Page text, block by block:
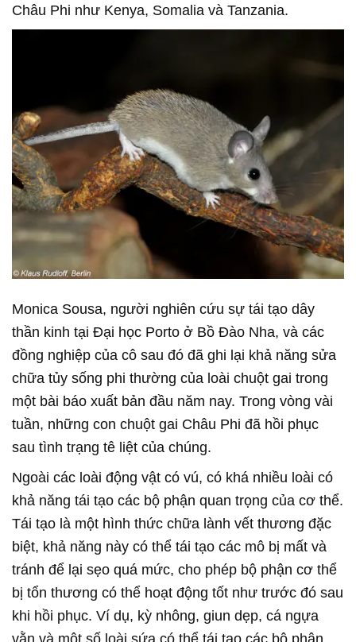
Châu Phi như Kenya, Somalia và Tanzania.
Monica Sousa, người nghiên cứu sự tái tạo dây
thần kinh tại Đại học Porto ở Bồ Đào Nha, và các
đồng nghiệp của cô sau đó đã ghi lại khả năng sửa
chữa tủy sống phi thường của loài chuột gai trong
một bài báo xuất bản đầu năm nay. Trong vòng vài
tuần, những con chuột gai Châu Phi đã hồi phục
sau tình trạng tê liệt của chúng.
Ngoài các loài động vật có vú, có khá nhiều loài có
khả năng tái tạo các bộ phận quan trọng của cơ thể.
Tái tạo là một hình thức chữa lành vết thương đặc
biệt, khả năng này có thể tái tạo các mô bị mất và
tránh để lại sẹo quá mức, cho phép bộ phận cơ thể
bị tổn thương có thể hoạt động tốt như trước đó sau
khi hồi phục. Ví dụ, kỳ nhông, giun dẹp, cá ngựa